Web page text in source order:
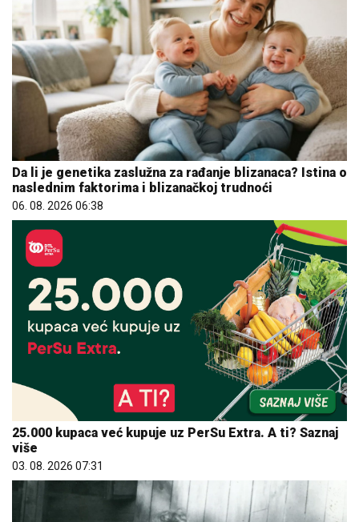
Da li je genetika zaslužna za rađanje blizanaca? Istina o
naslednim faktorima i blizanačkoj trudnoći
06. 08. 2026 06:38
25.000 kupaca već kupuje uz PerSu Extra. A ti? Saznaj
više
03. 08. 2026 07:31